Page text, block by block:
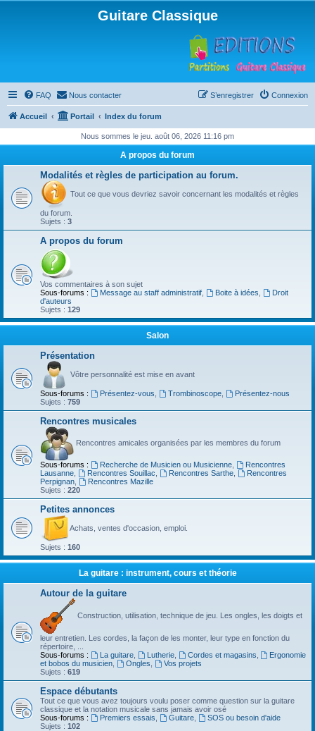
Guitare Classique
FAQ Nous contacter Connexion
S’enregistrer
Accueil Portail Index du forum
Nous sommes le jeu. août 06, 2026 11:16 pm
A propos du forum
Modalités et règles de participation au forum.
Tout ce que vous devriez savoir concernant les modalités et règles
du forum.
Sujets : 3
A propos du forum
Vos commentaires à son sujet
Sous-forums :
Message au staff administratif, Boite à idées
Droit
d'auteurs
Sujets : 129
Salon
Présentation
Vôtre personnalité est mise en avant
Sous-forums : Présentez-vous Trombinoscope,
Présentez-nous
Sujets : 759
Rencontres musicales
Rencontres amicales organisées par les membres du forum
Sous-forums : Recherche de Musicien ou Musicienne,
Rencontres
Lausanne
Rencontres Souillac Rencontres Sarthe,
Rencontres
Perpignan
Rencontres Mazille
Sujets : 220
Petites annonces
Achats, ventes d'occasion, emploi.
Sujets : 160
La guitare : instrument, cours et théorie
Autour de la guitare
Construction, utilisation, technique de jeu. Les ongles, les doigts et
leur entretien. Les cordes, la façon de les monter, leur type en fonction du
répertoire, ...
Sous-forums :
La guitare, Lutherie, Cordes et magasins
Ergonomie
et bobos du musicien
Ongles
Vos projets
Sujets : 619
Espace débutants
Tout ce que vous avez toujours voulu poser comme question sur la guitare
classique et la notation musicale sans jamais avoir osé
Sous-forums :
Premiers essais Guitare,
SOS ou besoin d'aide
Sujets : 102